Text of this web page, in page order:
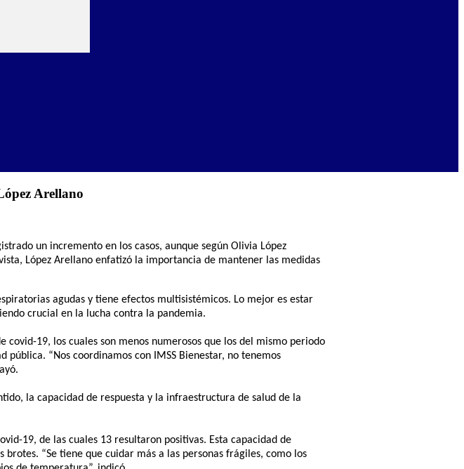
Arellano
un incremento en los casos, aunque según Olivia López
López Arellano enfatizó la importancia de mantener las medidas
agudas y tiene efectos multisistémicos. Lo mejor es estar
crucial en la lucha contra la pandemia.
19, los cuales son menos numerosos que los del mismo periodo
“Nos coordinamos con IMSS Bienestar, no tenemos
la capacidad de respuesta y la infraestructura de salud de la
19, de las cuales 13 resultaron positivas. Esta capacidad de
“Se tiene que cuidar más a las personas frágiles, como los